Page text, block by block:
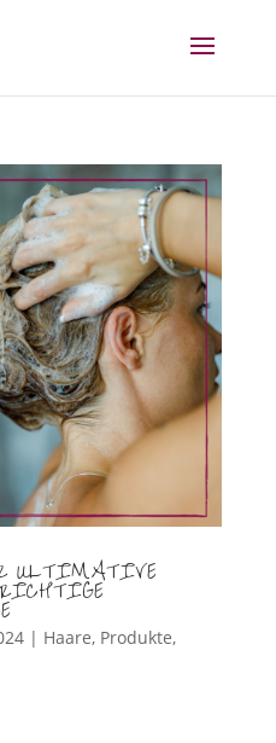
ULTIMATIVE
| Haare, Produkte,